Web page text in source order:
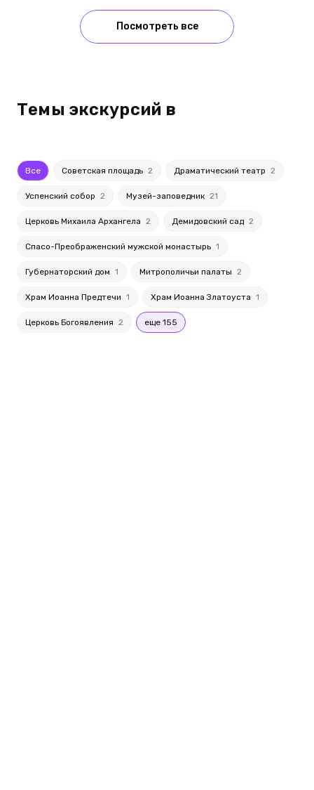
Посмотреть все
Темы экскурсий в
Все Советская площадь 2 Драматический театр 2
Успенский собор 2 Музей-заповедник 21
Церковь Михаила Архангела 2 Демидовский сад 2
Спасо-Преображенский мужской монастырь 1
Губернаторский дом 1 Митрополичьи палаты 2
Храм Иоанна Предтечи 1 Храм Иоанна Златоуста 1
Церковь Богоявления 2 еще 155